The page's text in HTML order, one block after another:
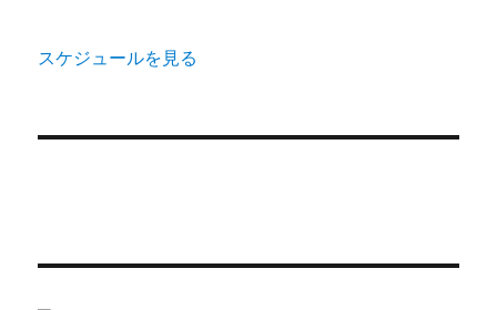
スケジュールを見る